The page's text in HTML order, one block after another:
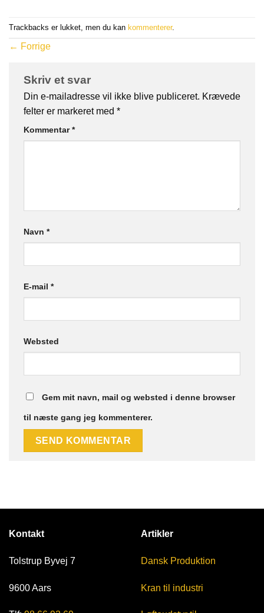
Trackbacks er lukket, men du kan kommenterer.
← Forrige
Skriv et svar
Din e-mailadresse vil ikke blive publiceret. Krævede
felter er markeret med *
Kommentar*
Navn *
E-mail *
Websted
Gem mit navn, mail og websted i denne browser
til næste gang jeg kommenterer.
Kontakt
Tolstrup Byvej 7
9600 Aars
Artikler
Dansk Produktion
Kran til industri